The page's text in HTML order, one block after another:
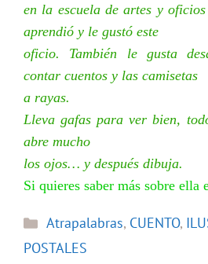
en la escuela de artes y
aprendió y le gustó este
oficio. También le gusta
contar cuentos y las camisetas
a rayas.
Lleva gafas para ver bien,
abre mucho
los ojos… y después dibuja.
Si quieres saber más sobre ella
Categorías
Atrapalabras, CUENTO,
POSTALES